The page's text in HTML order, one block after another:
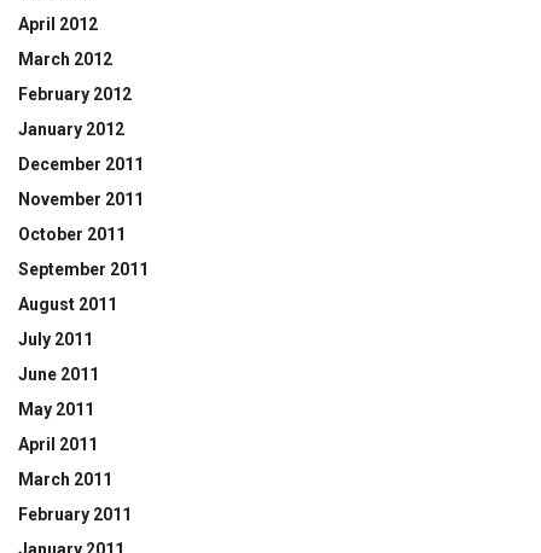
April 2012
March 2012
February 2012
January 2012
December 2011
November 2011
October 2011
September 2011
August 2011
July 2011
June 2011
May 2011
April 2011
March 2011
February 2011
January 2011